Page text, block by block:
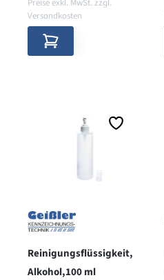
Preise exkl. MwSt. zzgl.
Versandkosten
Reinigungsflüssigkeit,
Alkohol,100 ml